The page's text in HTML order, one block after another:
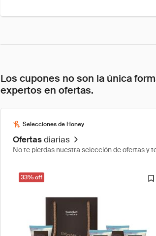
Los cupones no son la única
expertos en ofertas.
Selecciones de Honey
Ofertasdiarias
No te pierdas nuestra selección de ofertas y
33% off